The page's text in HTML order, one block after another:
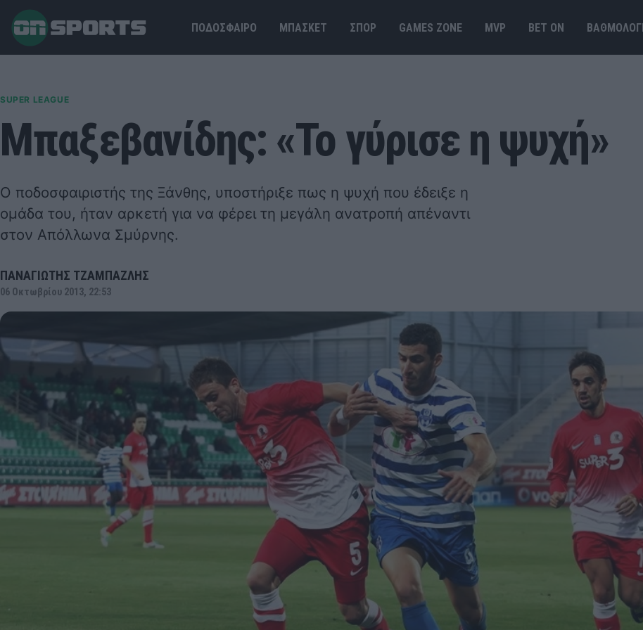
ΠΟΔΟΣΦΑΙΡΟ ΜΠΑΣΚΕΤ ΣΠΟΡ GAMES ΖΟΝΕ MVP BET ΟΝ
SUPER LEAGUE
Μπαξεβανίδης: «Το γύρισε η ψυχή»
Ο ποδοσφαιριστής της Ξάνθης, υποστήριξε πως η ψυχή που έδειξε η
ομάδα του, ήταν αρκετή για να φέρει τη μεγάλη ανατροπή απέναντι
στον Απόλλωνα Σμύρνης.
ΠΑΝΑΓΙΩΤΗΣ ΤΖΑΜΠΑΖΛΗΣ
06 Οκτωβρίου 2013, 22:53